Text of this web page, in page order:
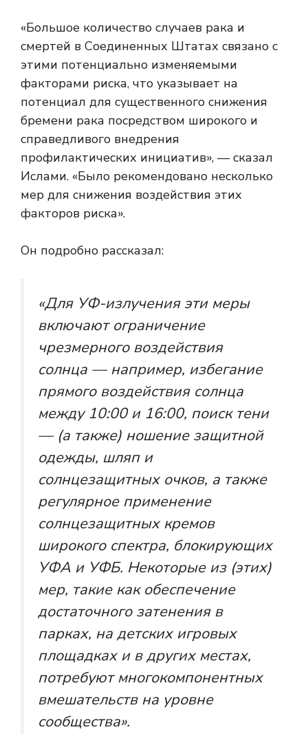
«Большое количество случаев рака и
смертей в Соединенных Штатах связано с
этими потенциально изменяемыми
факторами риска, что указывает на
потенциал для существенного снижения
бремени рака посредством широкого и
справедливого внедрения
профилактических инициатив», — сказал
Ислами. «Было рекомендовано несколько
мер для снижения воздействия этих
факторов риска».
Он подробно рассказал:
«Для УФ-излучения эти меры
включают ограничение
чрезмерного воздействия
солнца — например, избегание
прямого воздействия солнца
между 10:00 и 16:00, поиск тени
— (а также) ношение защитной
одежды, шляп и
солнцезащитных очков, а также
регулярное применение
солнцезащитных кремов
широкого спектра, блокирующих
УФА и УФБ. Некоторые из (этих)
мер, такие как обеспечение
достаточного затенения в
парках, на детских игровых
площадках и в других местах,
потребуют многокомпонентных
вмешательств на уровне
сообщества».